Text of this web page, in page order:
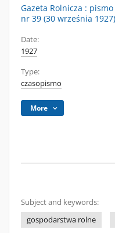
Gazeta Rolnicza :
nr 39 (30 września 1927)
Date:
1927
Type:
czasopismo
More
Subject and keywords:
gospodarstwa rolne